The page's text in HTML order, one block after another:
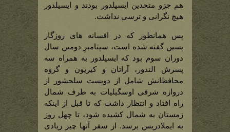
هم جزو متحدین ایسیلدور بودند و ایسیلدور
هیچ نگرانی و ترسی نداشت.
پس همانطور که در افسانه های روزگار
پسین گفته شده است، سپتامبرِ دومین سال
دوران سوم بود که ایسیلدور به همراه سه
پسرش الندور، آراتان و کیریون و گروه
محافظانش شامل از دویست سلحشور از
دروازه شرقی اوسگیلیات به طرف شمال
راه افتاد و انتظار داشت که تا قبل از اینکه
زمستان به شمال کشیده شود، تا چهل روز
به ایملادریس برسد. از سفر آنها چیز زیادی